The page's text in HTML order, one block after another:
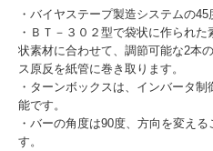
・バイヤステープ製造システムの45
・ＢＴ－３０２型で袋状に作られ
状素材に合わせて、調節可能な2本
ス原反を紙管に巻き取ります。
・ターンボックスは、インバータ
能です。
・バーの角度は90度、方向を変え
す。